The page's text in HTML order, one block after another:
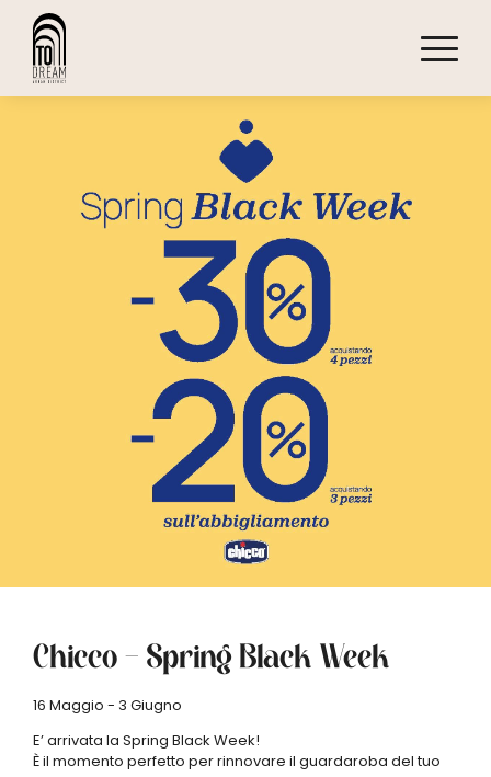
Chicco – Spring Black Week
16 Maggio - 3 Giugno
E’ arrivata la Spring Black Week!
È il momento perfetto per rinnovare il guardaroba del tuo